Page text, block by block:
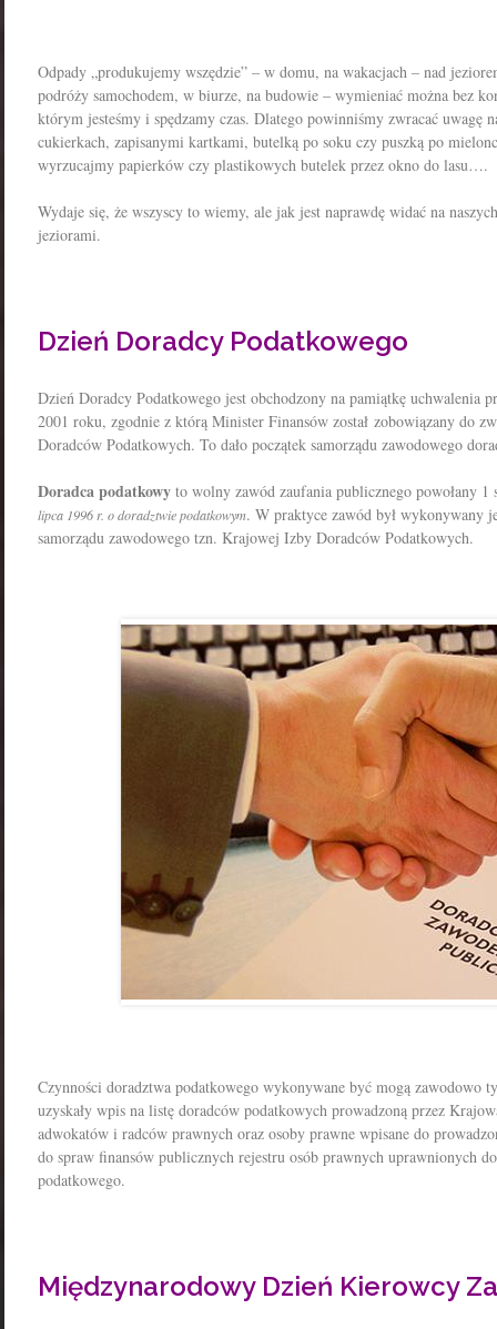
Odpady „produkujemy wszędzie” – w domu, na wakacjach – nad
podróży samochodem, w biurze, na budowie – wymieniać można bez
którym jesteśmy i spędzamy czas. Dlatego powinniśmy zwracać uwagę
cukierkach, zapisanymi kartkami, butelką po soku czy puszką po
wyrzucajmy papierków czy plastikowych butelek przez okno do lasu….
Wydaje się, że wszyscy to wiemy, ale jak jest naprawdę widać na
jeziorami.
Dzień Doradcy Podatkowego
Dzień Doradcy Podatkowego jest obchodzony na pamiątkę uchwalenia
2001 roku, zgodnie z którą Minister Finansów został zobowiązany do
Doradców Podatkowych. To dało początek samorządu zawodowego
Doradca podatkowy to wolny zawód zaufania publicznego powołany
lipca 1996 r. o doradztwie podatkowym. W praktyce zawód był wykonywany
samorządu zawodowego tzn. Krajowej Izby Doradców Podatkowych.
Czynności doradztwa podatkowego wykonywane być mogą zawodowo
uzyskały wpis na listę doradców podatkowych prowadzoną przez
adwokatów i radców prawnych oraz osoby prawne wpisane do
do spraw finansów publicznych rejestru osób prawnych uprawnionych
podatkowego.
Międzynarodowy Dzień Kierowcy